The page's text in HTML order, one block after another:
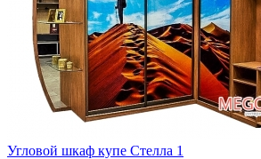
Угловой шкаф купе Стелла 1